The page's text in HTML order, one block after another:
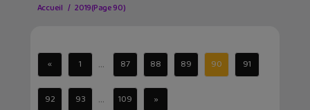
Accueil 2019(Page 90)
« 1 ... 87 88 89 90 91
92 93 ... 109 »